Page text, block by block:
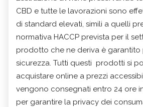
CBD e tutte le lavorazioni sono
di standard elevati, simili a quelli
normativa HACCP prevista per il
prodotto che ne deriva è garantito
sicurezza. Tutti questi prodotti si
acquistare online a prezzi
vengono consegnati entro 24 ore
per garantire la privacy dei